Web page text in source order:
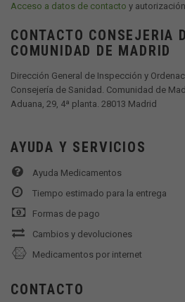
Acceso a datos de contacto y
CONTACTO CONSEJERIA
COMUNIDAD DE MADRID
Dirección General de Inspección y
Consejería de Sanidad. Comunidad de
Aduana, 29, 4ª planta. 28013 Madrid
AYUDA Y SERVICIOS
Ayuda Medicamentos
Tiempo estimado para la entrega
Formas de pago
Cambios y devoluciones
Medicamentos por internet
CONTACTO